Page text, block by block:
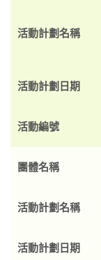
活動計劃名稱
活動計劃日期
活動編號
團體名稱
活動計劃名稱
活動計劃日期